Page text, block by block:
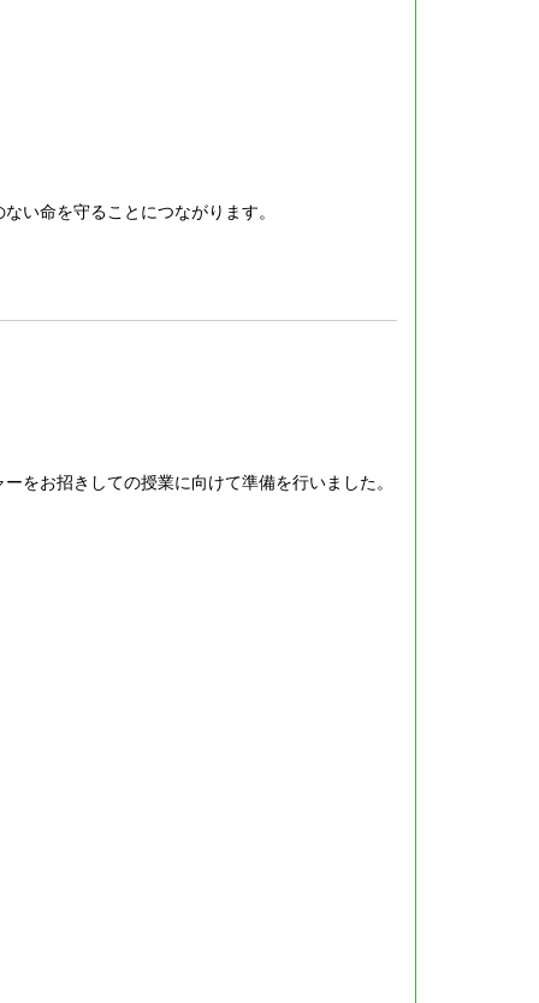
い命を守ることにつながります。
をお招きしての授業に向けて準備を行いました。